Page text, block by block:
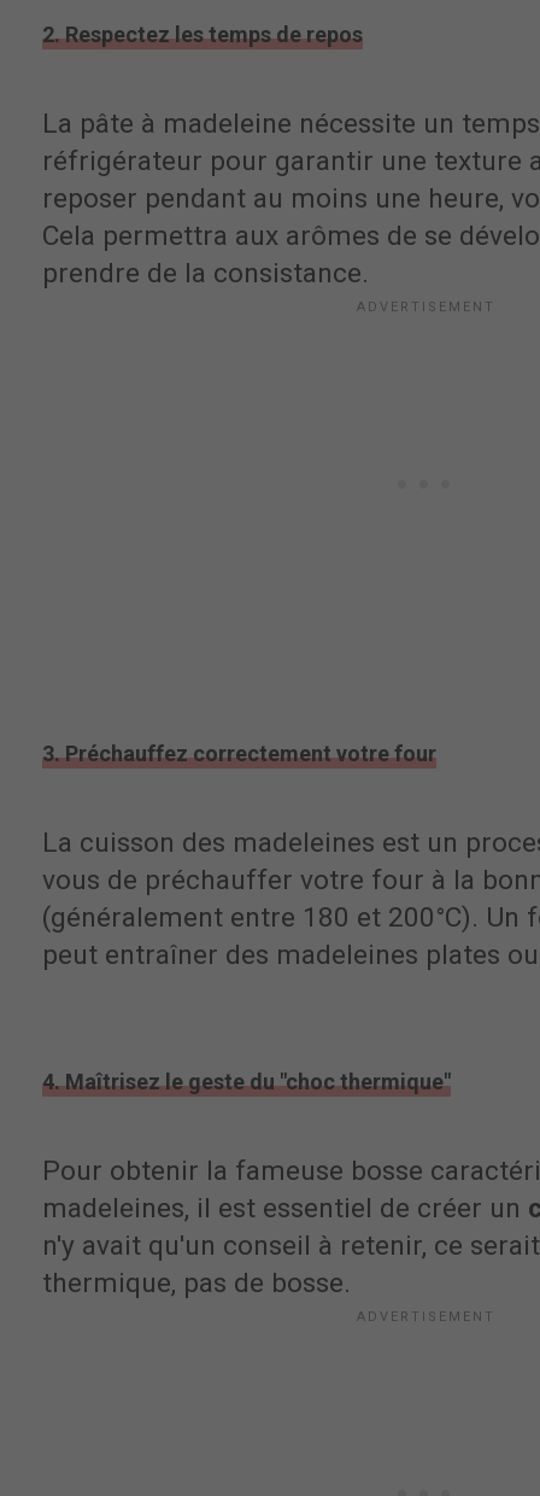
2. Respectez les temps de repos
La pâte à madeleine nécessite un
réfrigérateur pour garantir une texture
reposer pendant au moins une heure,
Cela permettra aux arômes de se
prendre de la consistance.
3. Préchauffez correctement votre four
La cuisson des madeleines est un
vous de préchauffer votre four à la
(généralement entre 180 et 200°C).
peut entraîner des madeleines plates
4. Maîtrisez le geste du "choc thermique"
Pour obtenir la fameuse bosse
madeleines, il est essentiel de créer un
n'y avait qu'un conseil à retenir, ce
thermique, pas de bosse.